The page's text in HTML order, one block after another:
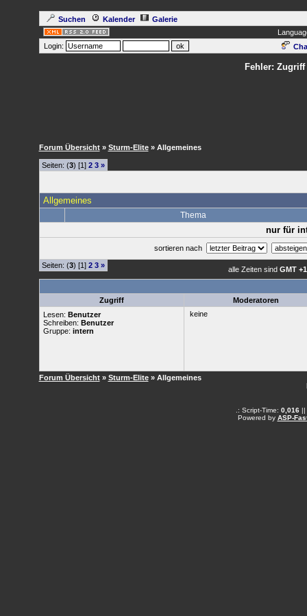
Suchen Kalender
Galerie
Login:
Fehler:
Forum Übersicht » Sturm-Elite » Allgemeines
Seiten: (3) [1] 2 3 »
Allgemeines
Thema
nur für
sortieren nach
Seiten: (3) [1] 2 3 » alle Zeiten sind GMT
Zugriff
Moderatoren
Lesen: Benutzer
Schreiben: Benutzer
Gruppe: intern
keine
Forum Übersicht » Sturm-Elite » Allgemeines
.: Script-Time: 0,016||
Powered by ASP-